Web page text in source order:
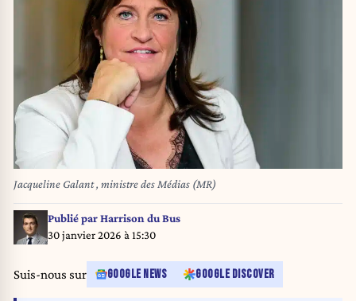
Jacqueline Galant , ministre des Médias (MR)
Publié parHarrison du Bus
30 janvier 2026 à 15:30
Suis-nous sur GOOGLE NEWS GOOGLE DISCOVER